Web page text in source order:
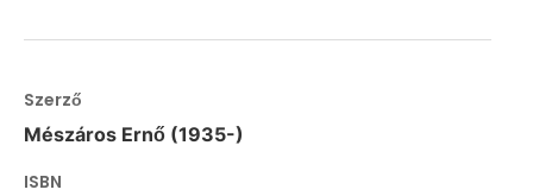
Szerző
Mészáros Ernő (1935-)
ISBN